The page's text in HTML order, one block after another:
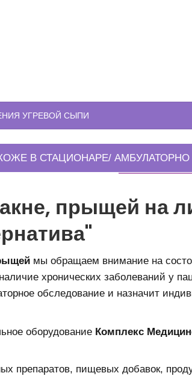
УГРЕВОЙ СЫПИ
В СТАЦИОНАРЕ/ АМБУЛАТОРНО
прыщей на
мы обращаем внимание на
хронических заболеваний у
обследование и назначит
оборудование Комплекс
препаратов, пищевых добавок,